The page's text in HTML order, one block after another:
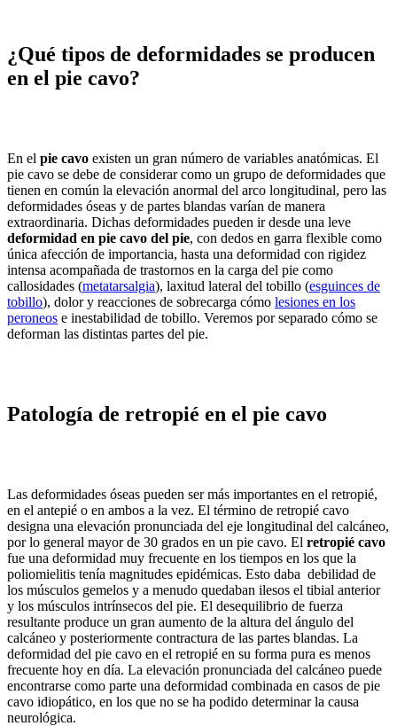
¿Qué tipos de deformidades se producen
en el pie cavo?
En el pie cavo existen un gran número de variables anatómicas. El
pie cavo se debe de considerar como un grupo de deformidades que
tienen en común la elevación anormal del arco longitudinal, pero las
deformidades óseas y de partes blandas varían de manera
extraordinaria. Dichas deformidades pueden ir desde una leve
deformidad en pie cavo del pie, con dedos en garra flexible como
única afección de importancia, hasta una deformidad con rigidez
intensa acompañada de trastornos en la carga del pie como
callosidades (metatarsalgia), laxitud lateral del tobillo (esguinces de
tobillo), dolor y reacciones de sobrecarga cómo lesiones en los
peroneos e inestabilidad de tobillo. Veremos por separado cómo se
deforman las distintas partes del pie.
Patología de retropié en el pie cavo
Las deformidades óseas pueden ser más importantes en el retropié,
en el antepié o en ambos a la vez. El término de retropié cavo
designa una elevación pronunciada del eje longitudinal del calcáneo,
por lo general mayor de 30 grados en un pie cavo. El retropié cavo
fue una deformidad muy frecuente en los tiempos en los que la
poliomielitis tenía magnitudes epidémicas. Esto daba debilidad de
los músculos gemelos y a menudo quedaban ilesos el tibial anterior
y los músculos intrínsecos del pie. El desequilibrio de fuerza
resultante produce un gran aumento de la altura del ángulo del
calcáneo y posteriormente contractura de las partes blandas. La
deformidad del pie cavo en el retropié en su forma pura es menos
frecuente hoy en día. La elevación pronunciada del calcáneo puede
encontrarse como parte una deformidad combinada en casos de pie
cavo idiopático, en los que no se ha podido determinar la causa
neurológica.